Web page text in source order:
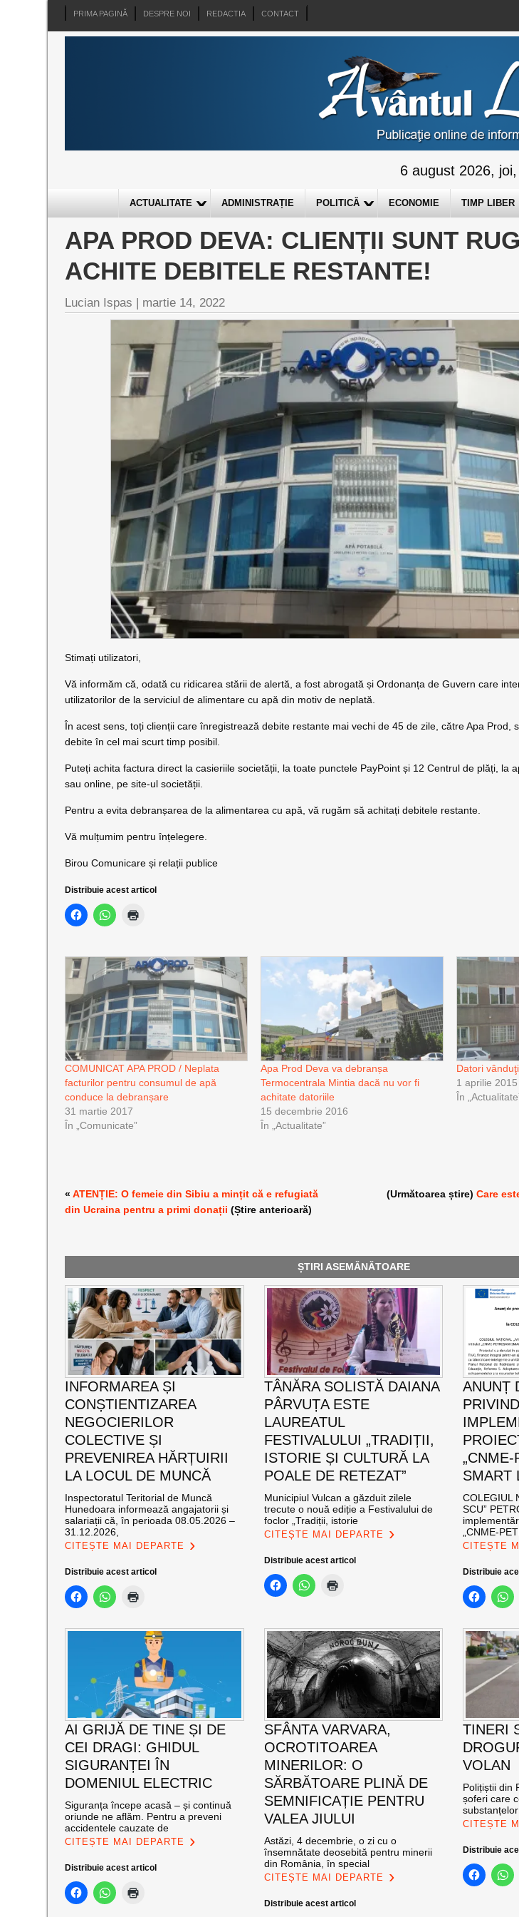
PRIMA PAGINĂ DESPRE NOI REDACTIA CONTACT
6 august 2026,
ACTUALITATE ADMINISTRAȚIE POLITICĂ ECONOMIE TIMP LIBER
APA PROD DEVA: CLIENȚII SUNT
ACHITE DEBITELE RESTANTE!
Lucian Ispas | martie 14, 2022
Stimați utilizatori,
Vă informăm că, odată cu ridicarea stării de alertă, a fost abrogată și Ordonanța de Guvern care
utilizatorilor de la serviciul de alimentare cu apă din motiv de neplată.
În acest sens, toți clienții care înregistrează debite restante mai vechi de 45 de zile, către Apa Prod,
debite în cel mai scurt timp posibil.
Puteți achita factura direct la casieriile societății, la toate punctele PayPoint și 12 Centrul de plăți, la
sau online, pe site-ul societății.
Pentru a evita debranșarea de la alimentarea cu apă, vă rugăm să achitați debitele restante.
Vă mulțumim pentru înțelegere.
Birou Comunicare și relații publice
Distribuie acest articol
COMUNICAT APA PROD / Neplata
facturilor pentru consumul de apă
conduce la debranșare
31 martie 2017
În „Comunicate”
Apa Prod Deva va debranșa
Termocentrala Mintia dacă nu vor fi
achitate datoriile
15 decembrie 2016
În „Actualitate”
Datori
1 aprilie 2015
În
«ATENȚIE: O femeie din Sibiu a mințit că e refugiată
din Ucraina pentru a primi donații (Știre anterioară)
(Următoarea știre)Care
ȘTIRI ASEMĂNĂTOARE
INFORMAREA ȘI
CONȘTIENTIZAREA
NEGOCIERILOR
COLECTIVE ȘI
PREVENIREA HĂRȚUIRII
LA LOCUL DE MUNCĂ
Inspectoratul Teritorial de Muncă
Hunedoara informează angajatorii și
salariații că, în perioada 08.05.2026 –
31.12.2026,
CITEȘTE MAI DEPARTE
Distribuie acest articol
TÂNĂRA SOLISTĂ DAIANA
PÂRVUȚA ESTE
LAUREATUL
FESTIVALULUI „TRADIȚII,
ISTORIE ȘI CULTURĂ LA
POALE DE RETEZAT”
Municipiul Vulcan a găzduit zilele
trecute o nouă ediție a Festivalului de
foclor „Tradiții, istorie
CITEȘTE MAI DEPARTE
Distribuie acest articol
ANUNȚ
„CNME-
SMART
COLEGIUL
SCU”
„CNME-
CITEȘTE
Distribuie
AI GRIJĂ DE TINE ȘI DE
CEI DRAGI: GHIDUL
SIGURANȚEI ÎN
DOMENIUL ELECTRIC
Siguranța începe acasă – și continuă
oriunde ne aflăm. Pentru a preveni
accidentele cauzate de
CITEȘTE MAI DEPARTE
Distribuie acest articol
SFÂNTA VARVARA,
OCROTITOAREA
MINERILOR: O
SĂRBĂTOARE PLINĂ DE
SEMNIFICAȚIE PENTRU
VALEA JIULUI
Astăzi, 4 decembrie, o zi cu o
însemnătate deosebită pentru minerii
din România, în special
CITEȘTE MAI DEPARTE
Distribuie acest articol
TINERI
VOLAN
Polițiștii din
șoferi care
CITEȘTE
Distribuie